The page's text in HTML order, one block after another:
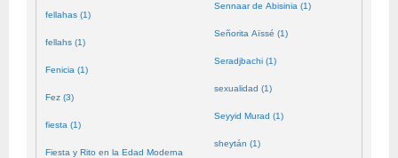
fellahas (1)
fellahs (1)
Fenicia (1)
Fez (3)
fiesta (1)
Fiesta y Rito en la Edad Moderna
Sennaar de Abisinia (1)
Señorita Aïssé (1)
Seradjbachi (1)
sexualidad (1)
Seyyid Murad (1)
sheytán (1)